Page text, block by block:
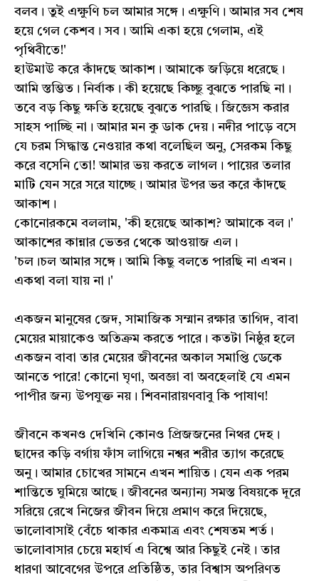
বলব। তুই এক্ষুণি চল আমার সঙ্গে। এক্ষুণি। আমার সব শেষ
হয়ে গেল কেশব। সব। আমি একা হয়ে গেলাম, এই
পৃথিবীতে!'
হাউমাউ করে কাঁদছে আকাশ। আমাকে জড়িয়ে ধরেছে।
আমি স্তম্ভিত। নির্বাক। কী হয়েছে কিচ্ছু বুঝতে পারছি না।
তবে বড় কিছু ক্ষতি হয়েছে বুঝতে পারছি। জিজ্ঞেস করার
সাহস পাচ্ছি না। আমার মন কু ডাক দেয়। নদীর পাড়ে বসে
যে চরম সিদ্ধান্ত নেওয়ার কথা বলেছিল অনু, সেরকম কিছু
করে বসেনি তো! আমার ভয় করতে লাগল। পায়ের তলার
মাটি যেন সরে সরে যাচ্ছে। আমার উপর ভর করে কাঁদছে
আকাশ।
কোনোরকমে বললাম, 'কী হয়েছে আকাশ? আমাকে বল।'
আকাশের কান্নার ভেতর থেকে আওয়াজ এল।
'চল।চল আমার সঙ্গে। আমি কিছু বলতে পারছি না এখন।
একথা বলা যায় না।'
একজন মানুষের জেদ, সামাজিক সম্মান রক্ষার তাগিদ, বাবা
মেয়ের মায়াকেও অতিক্রম করতে পারে। কতটা নিষ্ঠুর হলে
একজন বাবা তার মেয়ের জীবনের অকাল সমাপ্তি ডেকে
আনতে পারে! কোনো ঘৃণা, অবজ্ঞা বা অবহেলাই যে এমন
পাপীর জন্য উপযুক্ত নয়। শিবনারায়ণবাবু কি পাষাণ!
জীবনে কখনও দেখিনি কোনও প্রিজজনের নিথর দেহ।
ছাদের কড়ি বর্গায় ফাঁস লাগিয়ে নশ্বর শরীর ত্যাগ করেছে
অনু। আমার চোখের সামনে এখন শায়িত। যেন এক পরম
শান্তিতে ঘুমিয়ে আছে। জীবনের অন্যান্য সমস্ত বিষয়কে দূরে
সরিয়ে রেখে নিজের জীবন দিয়ে প্রমাণ করে দিয়েছে,
ভালোবাসাই বেঁচে থাকার একমাত্র এবং শেষতম শর্ত।
ভালোবাসার চেয়ে মহার্ঘ এ বিশ্বে আর কিছুই নেই। তার
ধারণা আবেগের উপরে প্রতিষ্ঠিত, তার বিশ্বাস অপরিণত